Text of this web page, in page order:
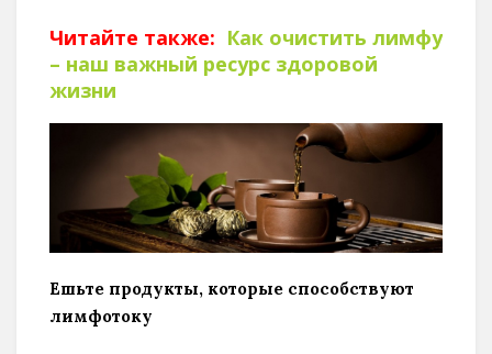
Читайте также: Как очистить лимфу
– наш важный ресурс здоровой
жизни
Ешьте продукты, которые способствуют
лимфотоку